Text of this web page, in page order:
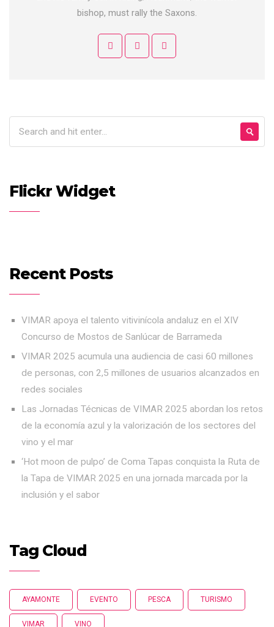
bishop, must rally the Saxons.
Flickr Widget
Recent Posts
VIMAR apoya el talento vitivinícola andaluz en el XIV
Concurso de Mostos de Sanlúcar de Barrameda
VIMAR 2025 acumula una audiencia de casi 60 millones
de personas, con 2,5 millones de usuarios alcanzados en
redes sociales
Las Jornadas Técnicas de VIMAR 2025 abordan los retos
de la economía azul y la valorización de los sectores del
vino y el mar
‘Hot moon de pulpo’ de Coma Tapas conquista la Ruta de
la Tapa de VIMAR 2025 en una jornada marcada por la
inclusión y el sabor
Tag Cloud
AYAMONTE EVENTO PESCA TURISMO
VIMAR VINO